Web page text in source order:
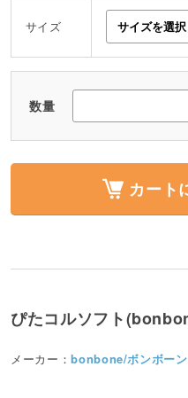
サイズ
数量
カート
ぴたコルソフト
メーカー：bonbone/ボンボーン